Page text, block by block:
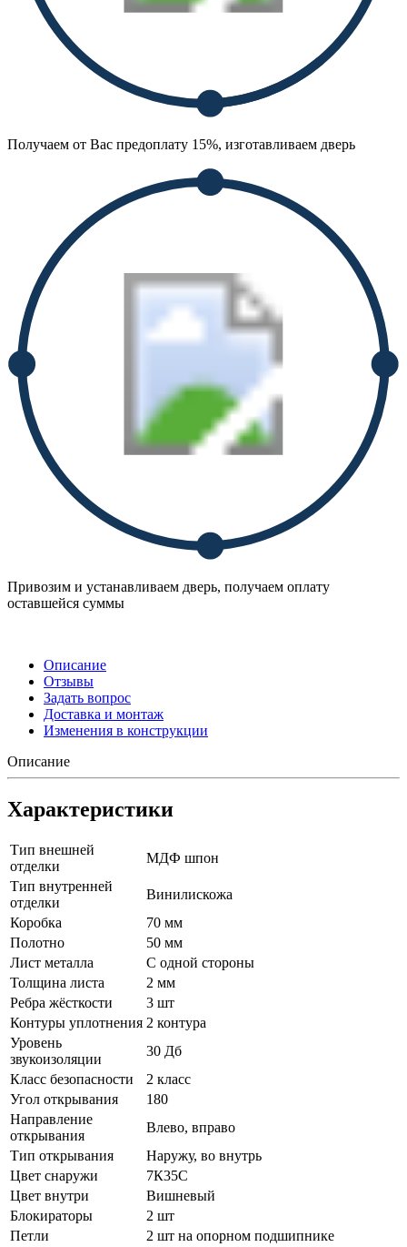
Получаем от Вас предоплату 15%, изготавливаем дверь
Привозим и устанавливаем дверь, получаем оплату
оставшейся суммы
Описание
Отзывы
Задать вопрос
Доставка и монтаж
Изменения в конструкции
Описание
Характеристики
Тип внешней
отделки
МДФ шпон
Тип внутренней
отделки
Винилискожа
Коробка
70 мм
Полотно
50 мм
Лист металла
С одной стороны
Толщина листа
2 мм
Ребра жёсткости
3 шт
Контуры уплотнения 2 контура
Уровень
звукоизоляции
30 Дб
Класс безопасности
2 класс
Угол открывания
180
Направление
открывания
Влево, вправо
Тип открывания
Наружу, во внутрь
Цвет снаружи
7К35С
Цвет внутри
Вишневый
Блокираторы
2 шт
Петли
2 шт на опорном подшипнике